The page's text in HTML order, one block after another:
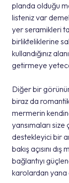
planda olduğu
listeniz var
yer seramikleri
birlikteliklerine
kullandığınız
getirmeye
Diğer bir
biraz da
mermerin
yansımaları
destekleyici bir
bakış açısını
bağlantıyı
karolardan yana